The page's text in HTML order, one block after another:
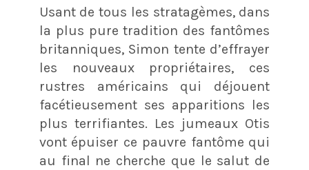
Usant de tous les stratagèmes, dans
la plus pure tradition des fantômes
britanniques, Simon tente d’effrayer
les nouveaux propriétaires, ces
rustres américains qui déjouent
facétieusement ses apparitions les
plus terrifiantes. Les jumeaux Otis
vont épuiser ce pauvre fantôme qui
au final ne cherche que le salut de